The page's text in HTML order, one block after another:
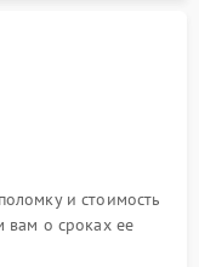
и стоимость
вам о сроках ее